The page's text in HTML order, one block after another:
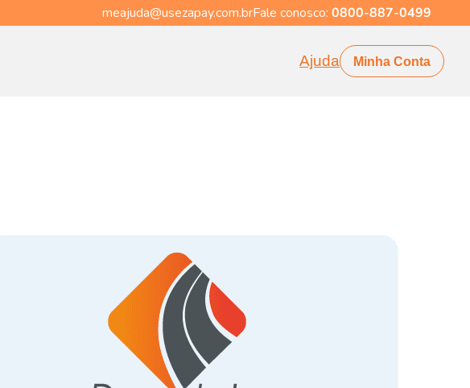
meajuda@usezapay.com.brFale conosco: 0800-887-0499
Ajuda Minha Conta